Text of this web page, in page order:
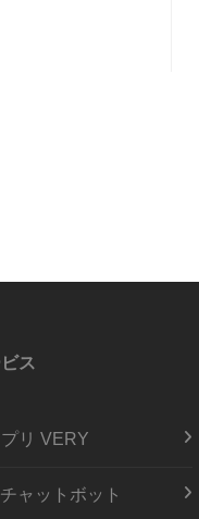
ス
リ VERY
ャットボット